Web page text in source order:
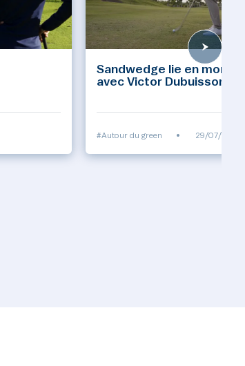
Sandwedge lie en
avec Victor Dubuisson
#Autour du green • 29/07/2026